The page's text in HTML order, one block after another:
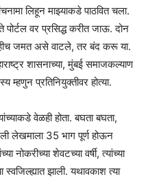
लिहून माझ्याकडे पाठवित चला.
वर प्रसिद्ध करीत जाऊ. दोन
जमत असे वाटले, तर बंद करू या.
शासनाच्या, मुंबई समाजकल्याण
म्हणुन प्रतिनियुक्तीवर होत्या.
वेळही होता. बघता बघता,
लेखमाला 35 भाग पूर्ण होऊन
नोकरीच्या शेवटच्या वर्षी, त्यांच्या
स्वजिल्ह्यात झाली. यथावकाश त्या